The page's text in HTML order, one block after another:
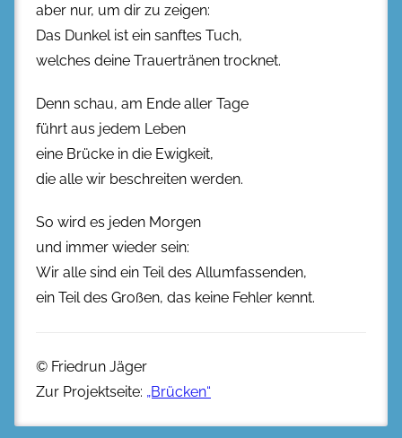
aber nur, um dir zu zeigen:
Das Dunkel ist ein sanftes Tuch,
welches deine Trauertränen trocknet.
Denn schau, am Ende aller Tage
führt aus jedem Leben
eine Brücke in die Ewigkeit,
die alle wir beschreiten werden.
So wird es jeden Morgen
und immer wieder sein:
Wir alle sind ein Teil des Allumfassenden,
ein Teil des Großen, das keine Fehler kennt.
© Friedrun Jäger
Zur Projektseite: „Brücken“